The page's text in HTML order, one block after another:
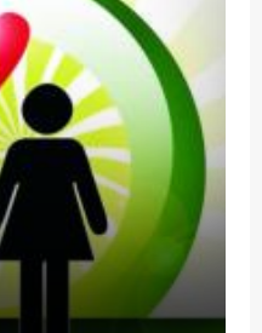
sÃ³ sexual